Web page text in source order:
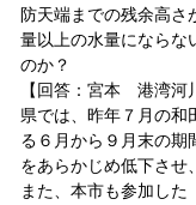
防天端までの残余高さ
量以上の水量にならな
のか？
【回答：宮本 港湾河
県では、昨年７月の和
る６月から９月末の期
をあらかじめ低下させ
また、本市も参加した